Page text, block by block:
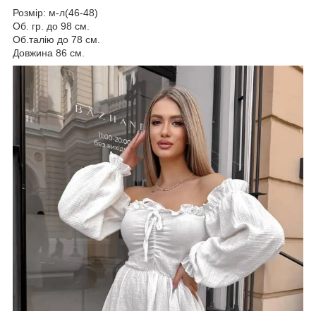
Розмір: м-л(46-48)
Об. гр. до 98 см.
Об.талію до 78 см.
Довжина 86 см.